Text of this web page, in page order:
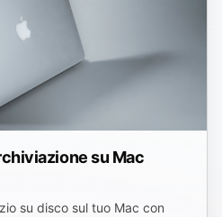
su Mac
su disco sul tuo Mac con